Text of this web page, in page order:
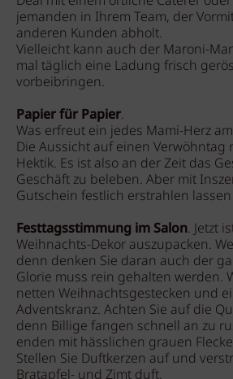
jemanden in Ihrem Team, der
anderen Kunden abholt.
Vielleicht kann auch der Maroni-
mal täglich eine Ladung frisch
vorbeibringen.
Papier für Papier.
Was erfreut ein jedes Mami-Herz
Die Aussicht auf einen Verwöhntag
Hektik. Es ist also an der Zeit das
Geschäft zu beleben. Aber mit
Gutschein festlich erstrahlen lassen
Festtagsstimmung im Salon. Jetzt
Weihnachts-Dekor auszupacken.
denn denken Sie daran auch der
Glorie muss rein gehalten werden.
netten Weihnachtsgestecken und
Adventskranz. Achten Sie auf die
denn Billige fangen schnell an zu
enden mit hässlichen grauen
Stellen Sie Duftkerzen auf und